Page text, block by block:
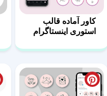
کاور آماده قالب
استوری اینستاگرام